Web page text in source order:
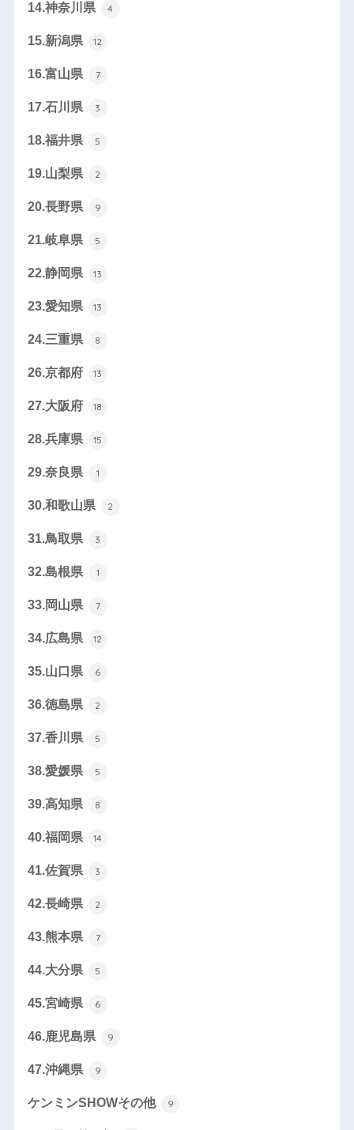
14.神奈川県 4
15.新潟県 12
16.富山県 7
17.石川県 3
18.福井県 5
19.山梨県 2
20.長野県 9
21.岐阜県 5
22.静岡県 13
23.愛知県 13
24.三重県 8
26.京都府 13
27.大阪府 18
28.兵庫県 15
29.奈良県 1
30.和歌山県 2
31.鳥取県 3
32.島根県 1
33.岡山県 7
34.広島県 12
35.山口県 6
36.徳島県 2
37.香川県 5
38.愛媛県 5
39.高知県 8
40.福岡県 14
41.佐賀県 3
42.長崎県 2
43.熊本県 7
44.大分県 5
45.宮崎県 6
46.鹿児島県 9
47.沖縄県 9
ケンミンSHOWその他 9